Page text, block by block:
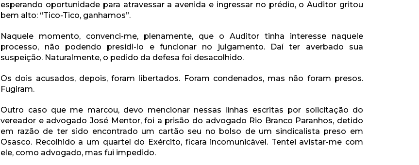
esperando oportunidade para atravessar a avenida e ingressar no prédio, o Auditor gritou
bem alto: “Tico-Tico, ganhamos”.
Naquele momento, convenci-me, plenamente, que o Auditor tinha interesse naquele
processo, não podendo presidi-lo e funcionar no julgamento. Daí ter averbado sua
suspeição. Naturalmente, o pedido da defesa foi desacolhido.
Os dois acusados, depois, foram libertados. Foram condenados, mas não foram presos.
Fugiram.
Outro caso que me marcou, devo mencionar nessas linhas escritas por solicitação do
vereador e advogado José Mentor, foi a prisão do advogado Rio Branco Paranhos, detido
em razão de ter sido encontrado um cartão seu no bolso de um sindicalista preso em
Osasco. Recolhido a um quartel do Exército, ficara incomunicável. Tentei avistar-me com
ele, como advogado, mas fui impedido.